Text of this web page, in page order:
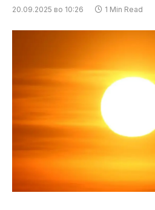
20.09.2025 во 10:26 1 Min Read